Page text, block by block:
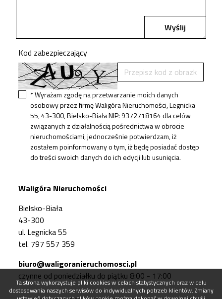
Waligóra Nieruchomości
Bielsko-Biała
43-300
ul. Legnicka 55
tel. 797 557 359
biuro@waligoranieruchomosci.pl
czynne od poniedziałku do piątku 8:00 - 17:00
Wyślij
Kod zabezpieczający
* Wyrażam zgodę na przetwarzanie moich danych
osobowy przez firmę Waligóra Nieruchomości, Legnicka
55, 43-300, Bielsko-Biała NIP: 9372718164 dla celów
związanych z działalnością pośrednictwa w obrocie
nieruchomościami, jednocześnie potwierdzam, iż
zostałem poinformowany o tym, iż będę posiadać dostęp
do treści swoich danych do ich edycji lub usunięcia.
Ta strona wykorzystuje pliki cookies w celach statystycznych oraz w celu
dostosowania naszych serwisów do indywidualnych potrzeb klientów. Zmiany